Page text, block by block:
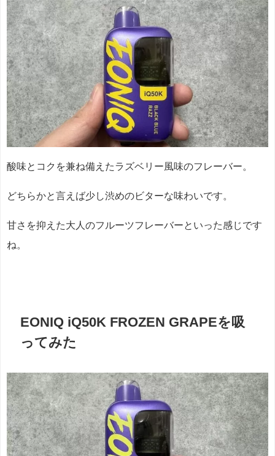
酸味とコクを兼ね備えたラズベリー風味のフレーバー。
どちらかと言えば少し渋めのビターな味わいです。
甘さを抑えた大人のフルーツフレーバーといった感じです
ね。
EONIQ iQ50K FROZEN GRAPEを吸
ってみた